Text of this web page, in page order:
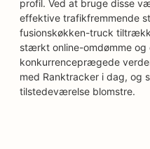
profil. Ved at bruge disse
effektive trafikfremmende
fusionskøkken-truck
stærkt online-omdømme og
konkurrenceprægede
med Ranktracker i dag, og
tilstedeværelse blomstre.